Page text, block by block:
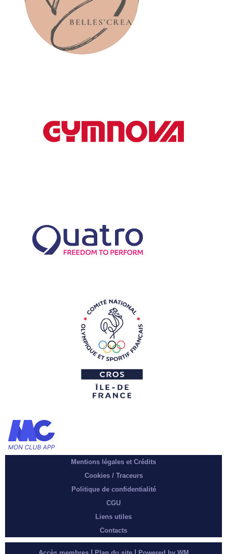
Mentions légales et Crédits
Cookies / Traceurs
Politique de confidentialité
CGU
Liens utiles
Contacts